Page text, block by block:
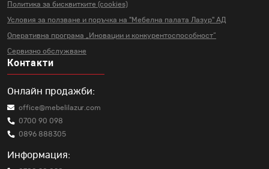
Политика за бисквитките (cookies)
Условия за ползване и поръчка на "Мебелна палата Лазур" АД
Оперативна програма „Иновации и конкурентоспособност“
Сервизно обслужване
Контакти
Онлайн продажби:
office@mebelilazur.com
0700 90 098
0896 888305
Информация: